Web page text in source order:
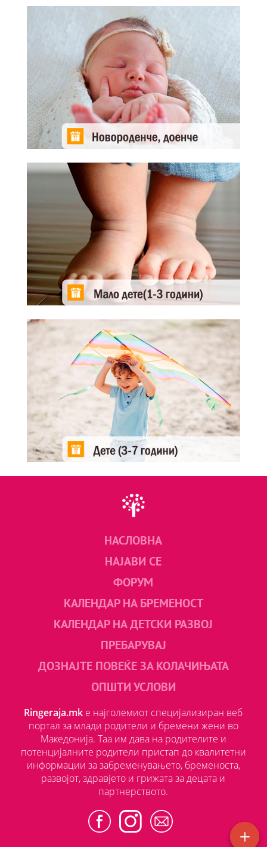
НАСЛОВНА
НАЈАВИ СЕ
ФОРУМ
КАЛЕНДАР НА БРЕМЕНОСТ
КАЛЕНДАР НА ДЕТСКИ РАЗВОЈ
ПРЕБАРУВАЈ
ДОЗНАЈТЕ ПОВЕЌЕ ЗА КОЛАЧИЊАТА
ОПШТИ УСЛОВИ
Ringeraja.mk е најголемиот специјализиран веб
портал за млади родители и бремени жени во
Македонија. Таа им дава на родителите и
потенцијалните родители пристап до квалитетни
информации за забременувањето, бременоста,
развојот, здравјето и грижата за децата и
партнерството.